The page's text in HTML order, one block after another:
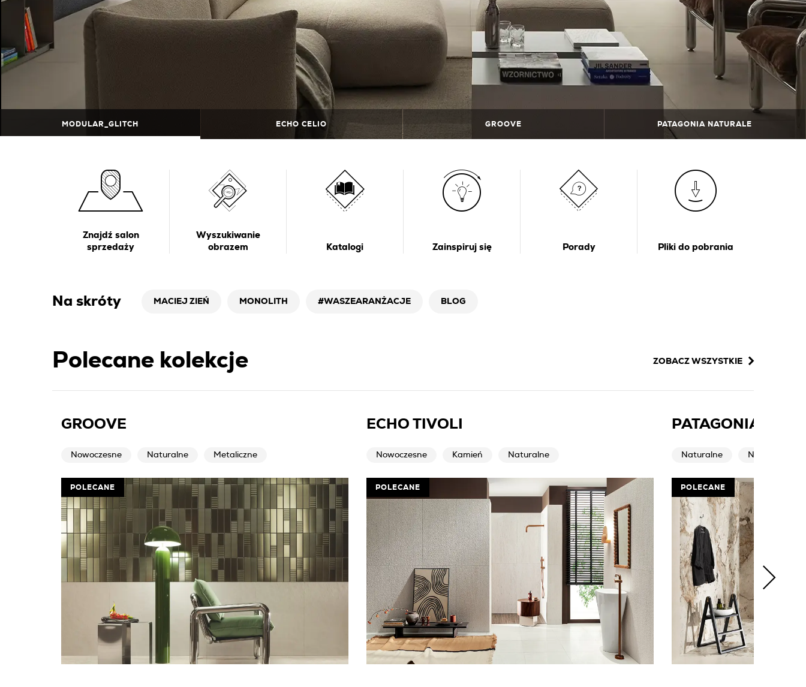
MODULAR_GLITCH ECHO CELIO GROOVE PATAGONIA NATURALE
Znajdź salon
sprzedaży
Wyszukiwanie
obrazem
Katalogi Zainspiruj się Porady Pliki do pobrania
Na skróty MACIEJ ZIEŃ MONOLITH #WASZEARANŻACJE BLOG
Polecane kolekcje ZOBACZ WSZYSTKIE
GROOVE
Nowoczesne Naturalne Metaliczne
POLECANE
ECHO TIVOLI
Nowoczesne Kamień Naturalne
POLECANE
PATAGONIA
Naturalne Nowoczesne
POLECANE